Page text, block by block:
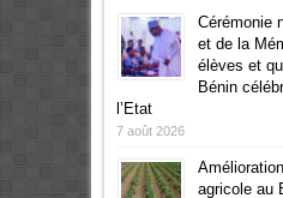
Cérémonie
et de la
élèves et
Bénin
l’Etat
7 août 2026
agricole au